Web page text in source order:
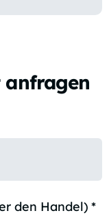
anfragen
den Handel) *